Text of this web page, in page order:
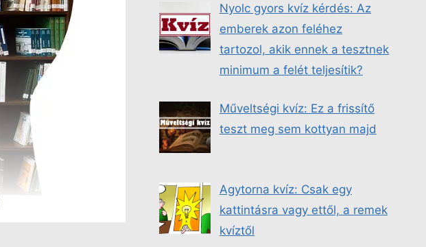
Nyolc gyors kvíz kérdés: Az
emberek azon feléhez
tartozol, akik ennek a tesztnek
minimum a felét teljesítik?
Műveltségi kvíz: Ez a frissítő
teszt meg sem kottyan majd
Agytorna kvíz: Csak egy
kattintásra vagy ettől, a remek
kvíztől